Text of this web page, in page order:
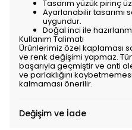
Tasarım yüzük pirinç
Ayarlanabilir
uygundur.
Doğal inci ile
Kullanım Talimatı
Ürünlerimiz özel kaplaması
ve renk değişimi yapmaz.
başarıyla geçmiştir ve anti
ve parlaklığını
kalmaması önerilir.
Değişim ve İade